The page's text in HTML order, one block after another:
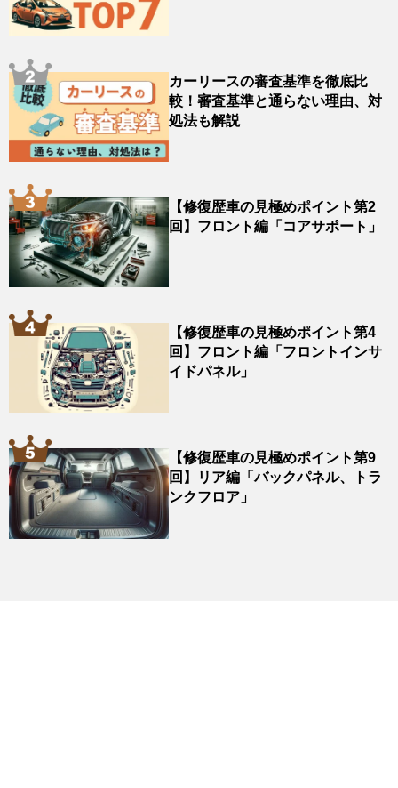
カーリースの審査基準を徹底比
較！審査基準と通らない理由、対
処法も解説
【修復歴車の見極めポイント第2
回】フロント編「コアサポート」
【修復歴車の見極めポイント第4
回】フロント編「フロントインサ
イドパネル」
【修復歴車の見極めポイント第9
回】リア編「バックパネル、トラ
ンクフロア」